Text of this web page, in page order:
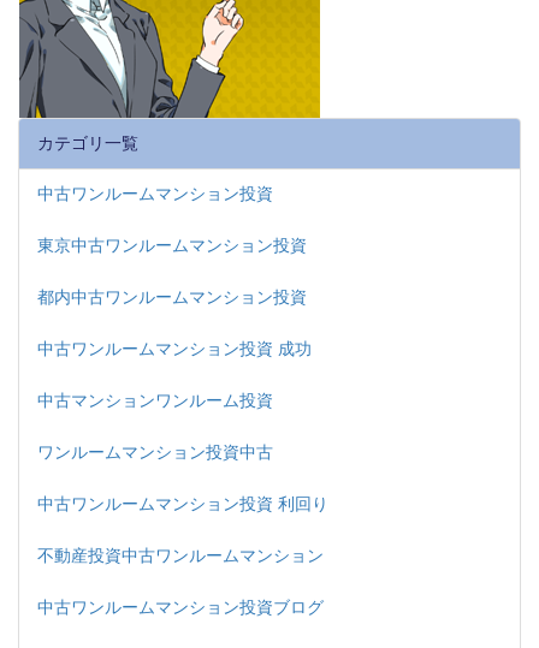
カテゴリ一覧
中古ワンルームマンション投資
東京中古ワンルームマンション投資
都内中古ワンルームマンション投資
中古ワンルームマンション投資 成功
中古マンションワンルーム投資
ワンルームマンション投資中古
中古ワンルームマンション投資 利回り
不動産投資中古ワンルームマンション
中古ワンルームマンション投資ブログ